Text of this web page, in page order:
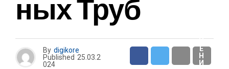
Ч
Е
Н
И
Ных Труб
By digikore
Published 25.03.2
024